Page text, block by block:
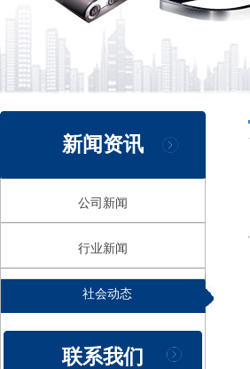
新闻资讯
公司新闻
行业新闻
社会动态
联系我们